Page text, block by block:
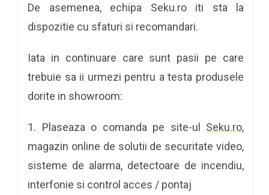
De asemenea, echipa Seku.ro iti sta la
dispozitie cu sfaturi si recomandari.
Iata in continuare care sunt pasii pe care
trebuie sa ii urmezi pentru a testa produsele
dorite in showroom:
1. Plaseaza o comanda pe site-ul Seku.ro,
magazin online de solutii de securitate video,
sisteme de alarma, detectoare de incendiu,
interfonie si control acces / pontaj